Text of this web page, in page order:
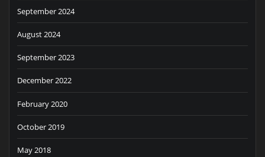
September 2024
August 2024
September 2023
December 2022
February 2020
October 2019
May 2018